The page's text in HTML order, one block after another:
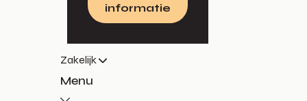
informatie
Zakelijk
Menu